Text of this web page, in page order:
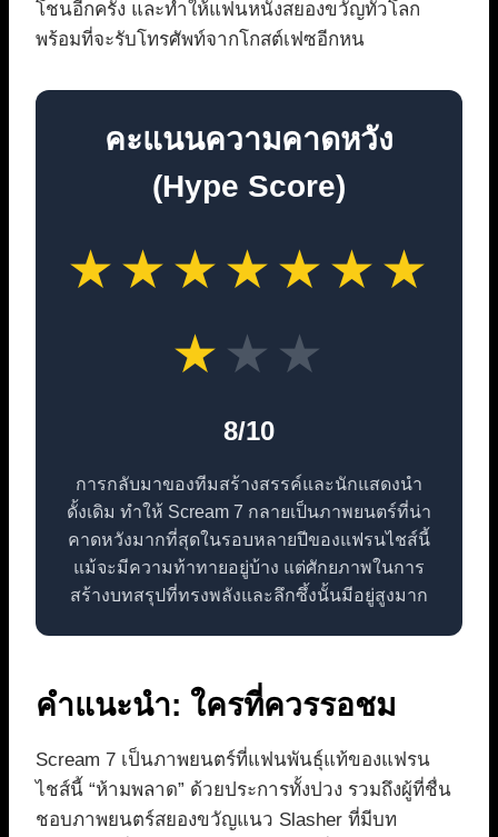
โชนอีกครั้ง และทำให้แฟนหนังสยองขวัญทั่วโลก
พร้อมที่จะรับโทรศัพท์จากโกสต์เฟซอีกหน
คะแนนความคาดหวัง
(Hype Score)
★★★★★★★
★ ★ ★
8/10
การกลับมาของทีมสร้างสรรค์และนักแสดงนำ
ดั้งเดิม ทำให้ Scream 7 กลายเป็นภาพยนตร์ที่น่า
คาดหวังมากที่สุดในรอบหลายปีของแฟรนไชส์นี้
แม้จะมีความท้าทายอยู่บ้าง แต่ศักยภาพในการ
สร้างบทสรุปที่ทรงพลังและลึกซึ้งนั้นมีอยู่สูงมาก
คำแนะนำ: ใครที่ควรรอชม
Scream 7 เป็นภาพยนตร์ที่แฟนพันธุ์แท้ของแฟรน
ไชส์นี้ “ห้ามพลาด” ด้วยประการทั้งปวง รวมถึงผู้ที่ชื่น
ชอบภาพยนตร์สยองขวัญแนว Slasher ที่มีบท